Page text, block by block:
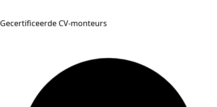
Gecertificeerde CV-monteurs